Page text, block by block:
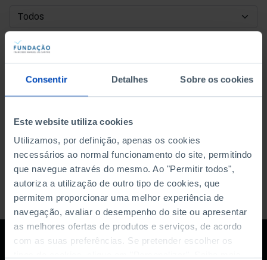
Consentir Detalhes Sobre os cookies
Este website utiliza cookies
Utilizamos, por definição, apenas os cookies
necessários ao normal funcionamento do site, permitindo
que navegue através do mesmo. Ao "Permitir todos",
autoriza a utilização de outro tipo de cookies, que
permitem proporcionar uma melhor experiência de
navegação, avaliar o desempenho do site ou apresentar
as melhores ofertas de produtos e serviços, de acordo
com as suas preferências. Se pretender escolher os
DATA DE INÍCIO
DATA DE FIM